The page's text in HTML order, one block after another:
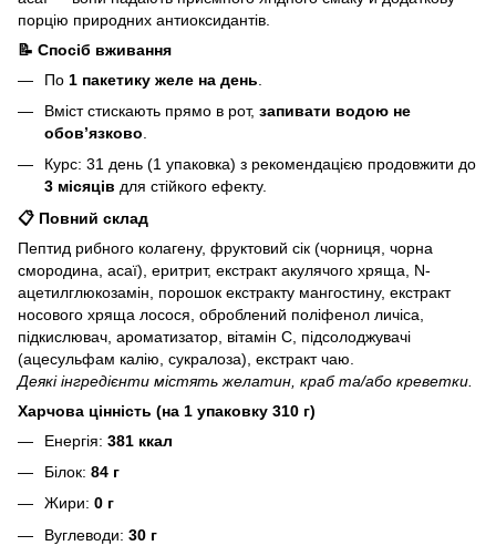
порцію природних антиоксидантів.
📝 Спосіб вживання
По 1 пакетику желе на день
Вміст стискають прямо в рот, запивати водою не
обов’язково
Курс: 31 день (1 упаковка) з рекомендацією продовжити до
3 місяців для стійкого ефекту.
📋 Повний склад
Пептид рибного колагену, фруктовий сік (чорниця, чорна
смородина, асаї), еритрит, екстракт акулячого хряща, N-
ацетилглюкозамін, порошок екстракту мангостину, екстракт
носового хряща лосося, оброблений поліфенол личіса,
підкислювач, ароматизатор, вітамін С, підсолоджувачі
(ацесульфам калію, сукралоза), екстракт чаю.
Деякі інгредієнти містять желатин, краб та/або креветки.
Харчова цінність (на 1 упаковку 310 г)
Енергія: 381 ккал
Білок: 84 г
Жири: 0 г
Вуглеводи: 30 г